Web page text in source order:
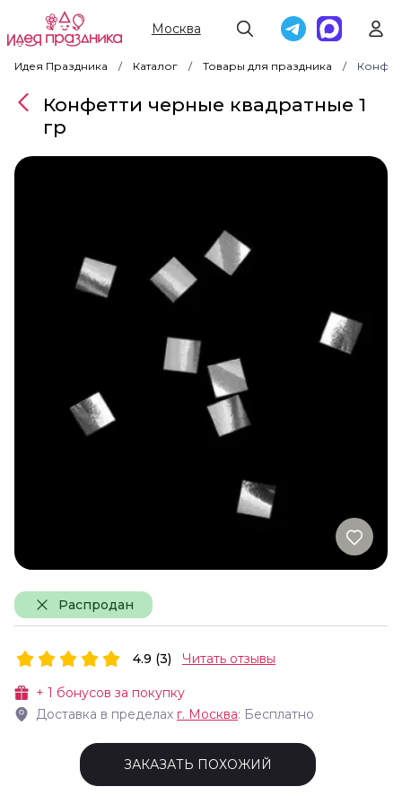
Москва
Идея Праздника Каталог Товары для праздника
Распродан
Конфетти черные квадратные 1
гр
+ 1 бонусов за покупку
Доставка в пределах г. Москва: Бесплатно
4.9 (3) Читать отзывы
ЗАКАЗАТЬ ПОХОЖИЙ